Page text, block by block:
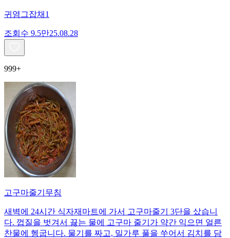
귀염그잡채1
조회수 9.5만25.08.28
999+
고구마줄기무침
새벽에 24시간 식자재마트에 가서 고구마줄기 3단을 샀습니
다. 껍질을 벗겨서 끓는 물에 고구마 줄기가 약간 익으면 얼른
찬물에 헹굽니다. 물기를 짜고, 밀가루 풀을 쑤어서 김치를 담